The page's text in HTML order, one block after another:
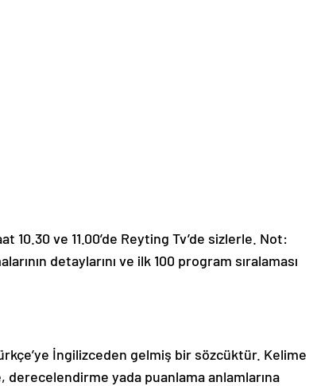
ve 11.00’de Reyting Tv’de sizlerle. Not:
detaylarını ve ilk 100 program sıralaması
İngilizceden gelmiş bir sözcüktür. Kelime
derecelendirme yada puanlama anlamlarına